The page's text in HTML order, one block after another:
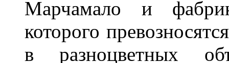
Марчамало и
которого
в разноцветных